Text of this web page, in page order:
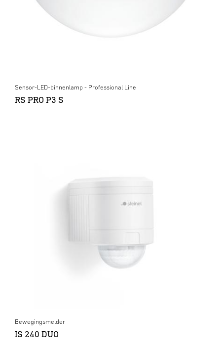
Sensor-LED-binnenlamp - Professional Line
RS PRO P3 S
Bewegingsmelder
IS 240 DUO